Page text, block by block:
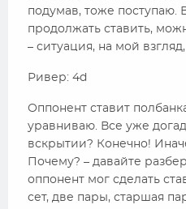
подумав, тоже поступаю.
продолжать ставить,
– ситуация, на мой
Ривер: 4d
Оппонент ставит
уравниваю. Все уже
вскрытии? Конечно!
Почему? – давайте
оппонент мог сделать
сет, две пары, старшая